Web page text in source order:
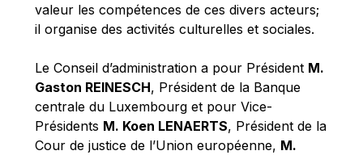
Paolo Mengozzi
Paschal Donohoe
Pat Cox
Patrizia Nanz
Philippe Maystadt
Pierre Gramegna
valeur les compétences de ces divers acteurs;
il organise des activités culturelles et sociales.
Le Conseil d’administration a pour Président M.
Gaston REINESCH, Président de la Banque
centrale du Luxembourg et pour Vice-
Présidents M. Koen LENAERTS, Président de la
Cour de justice de l’Union européenne, M.